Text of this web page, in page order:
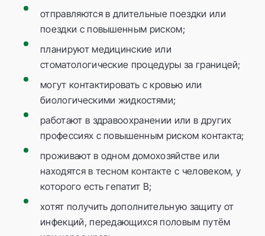
отправляются в длительные поездки или
поездки с повышенным риском;
планируют медицинские или
стоматологические процедуры за границей;
могут контактировать с кровью или
биологическими жидкостями;
работают в здравоохранении или в других
профессиях с повышенным риском контакта;
проживают в одном домохозяйстве или
находятся в тесном контакте с человеком, у
которого есть гепатит B;
хотят получить дополнительную защиту от
инфекций, передающихся половым путём